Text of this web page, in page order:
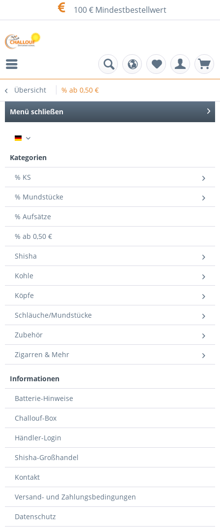
100 € Mindestbestellwert
Übersicht % ab 0,50 €
Menü schließen
DE
Kategorien
% KS
% Mundstücke
% Aufsätze
% ab 0,50 €
Shisha
Kohle
Köpfe
Schläuche/Mundstücke
Zubehör
Zigarren & Mehr
Informationen
Batterie-Hinweise
Challouf-Box
Händler-Login
Shisha-Großhandel
Kontakt
Versand- und Zahlungsbedingungen
Datenschutz